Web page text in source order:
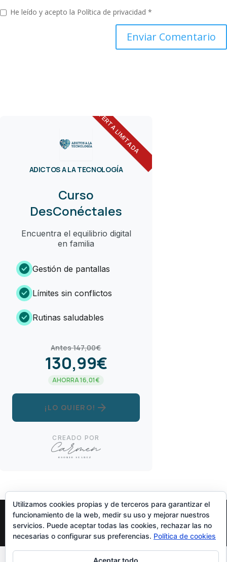
He leído y acepto la Política de privacidad *
OFERTA LIMITADA
ADICTOS A LA TECNOLOGÍA
Curso
DesConéctales
Encuentra el equilibrio digital
en familia
check_circle Gestión de pantallas
check_circle Límites sin conflictos
check_circle Rutinas saludables
Antes 147,00€
130,99€
AHORRA 16,01€
¡LO QUIERO! arrow_forward
CREADO POR
Diseñado PorElegant Themes| Funciona ConWordPress
Utilizamos cookies propias y de terceros para garantizar el
funcionamiento de la web, medir su uso y mejorar nuestros
servicios. Puede aceptar todas las cookies, rechazar las no
necesarias o configurar sus preferencias. Política de cookies
Aceptar todo